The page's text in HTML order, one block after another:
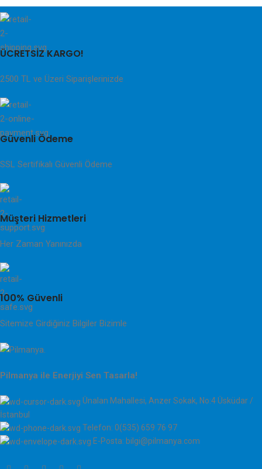
ÜCRETSİZ KARGO!
2500 TL ve Üzeri Siparişlerinizde
Güvenli Ödeme
SSL Sertifikalı Güvenli Ödeme
Müşteri Hizmetleri
Her Zaman Yanınızda
100% Güvenli
Sitemize Girdiğiniz Bilgiler Bizimle
Pilmanya ile Enerjiyi Sen Tasarla!
Ünalan Mahallesi, Anzer Sokak, No:4 Üsküdar /
İstanbul
Telefon: 0(535) 659 76 97
E-Posta: bilgi@pilmanya.com